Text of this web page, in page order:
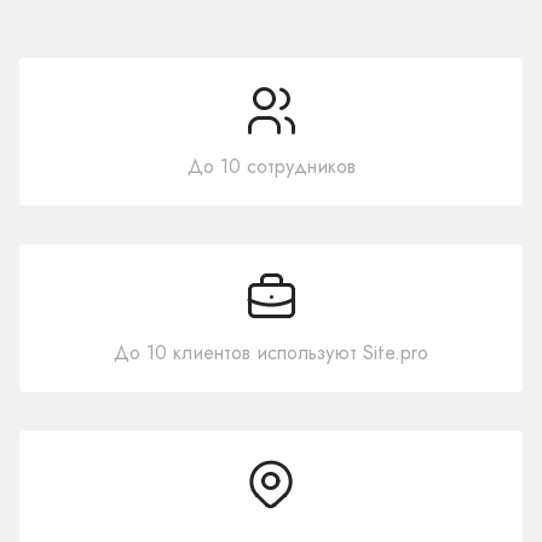
До 10 сотрудников
До 10 клиентов используют Site.pro